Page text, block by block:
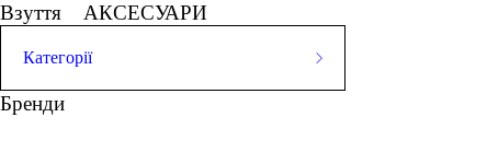
Взуття
АКСЕСУАРИ
Категорії
ЛЕГІНСИ
Бренди